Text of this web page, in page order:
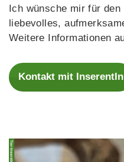
Ich wünsche mir für den
liebevolles,
Weitere Informationen
Kontakt mit InserentIn